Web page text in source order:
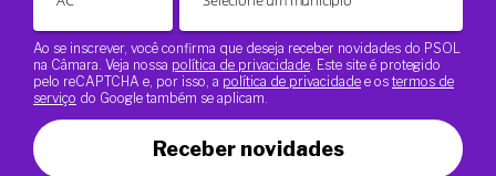
Ao se inscrever, você confirma que deseja receber novidades do PSOL
na Câmara. Veja nossa política de privacidade . Este site é protegido
pelo reCAPTCHA e, por isso, a política de privacidade e os termos de
serviço do Google também se aplicam.
Receber novidades